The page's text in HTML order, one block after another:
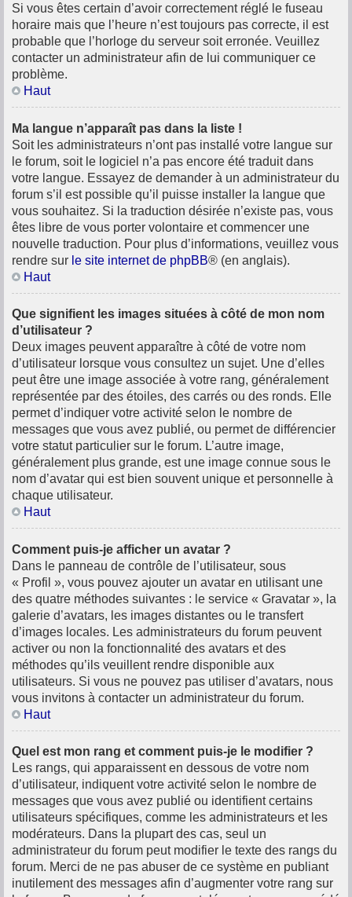
Si vous êtes certain d’avoir correctement réglé le fuseau
horaire mais que l’heure n’est toujours pas correcte, il est
probable que l’horloge du serveur soit erronée. Veuillez
contacter un administrateur afin de lui communiquer ce
problème.
Haut
Ma langue n’apparaît pas dans la liste !
Soit les administrateurs n’ont pas installé votre langue sur
le forum, soit le logiciel n’a pas encore été traduit dans
votre langue. Essayez de demander à un administrateur du
forum s’il est possible qu’il puisse installer la langue que
vous souhaitez. Si la traduction désirée n’existe pas, vous
êtes libre de vous porter volontaire et commencer une
nouvelle traduction. Pour plus d’informations, veuillez vous
rendre sur le site internet de phpBB® (en anglais).
Haut
Que signifient les images situées à côté de mon nom
d’utilisateur ?
Deux images peuvent apparaître à côté de votre nom
d’utilisateur lorsque vous consultez un sujet. Une d’elles
peut être une image associée à votre rang, généralement
représentée par des étoiles, des carrés ou des ronds. Elle
permet d’indiquer votre activité selon le nombre de
messages que vous avez publié, ou permet de différencier
votre statut particulier sur le forum. L’autre image,
généralement plus grande, est une image connue sous le
nom d’avatar qui est bien souvent unique et personnelle à
chaque utilisateur.
Haut
Comment puis-je afficher un avatar ?
Dans le panneau de contrôle de l’utilisateur, sous
« Profil », vous pouvez ajouter un avatar en utilisant une
des quatre méthodes suivantes : le service « Gravatar », la
galerie d’avatars, les images distantes ou le transfert
d’images locales. Les administrateurs du forum peuvent
activer ou non la fonctionnalité des avatars et des
méthodes qu’ils veuillent rendre disponible aux
utilisateurs. Si vous ne pouvez pas utiliser d’avatars, nous
vous invitons à contacter un administrateur du forum.
Haut
Quel est mon rang et comment puis-je le modifier ?
Les rangs, qui apparaissent en dessous de votre nom
d’utilisateur, indiquent votre activité selon le nombre de
messages que vous avez publié ou identifient certains
utilisateurs spécifiques, comme les administrateurs et les
modérateurs. Dans la plupart des cas, seul un
administrateur du forum peut modifier le texte des rangs du
forum. Merci de ne pas abuser de ce système en publiant
inutilement des messages afin d’augmenter votre rang sur